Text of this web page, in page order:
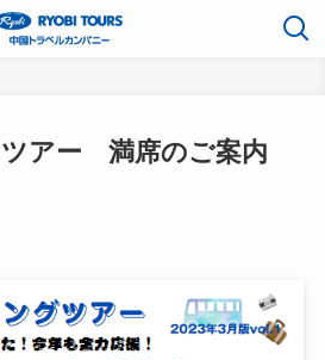
アー 満席のご案内